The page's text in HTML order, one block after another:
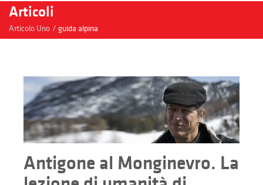
Articoli
Articolo Uno / guida alpina
Antigone al Monginevro. La